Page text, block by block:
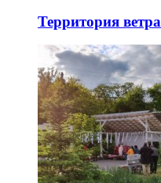
Территория ветра